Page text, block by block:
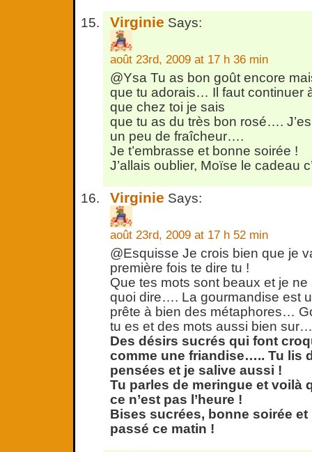
Virginie Says:
août 23rd, 2009 at 17 h 36 min
@Ysa Tu as bon goût encore
que tu adorais… Il faut continuer
que chez toi je sais
que tu as du très bon rosé….
un peu de fraîcheur….
Je t’embrasse et bonne soirée !
J’allais oublier, Moïse le cadeau
Virginie Says:
août 23rd, 2009 at 17 h 52 min
@Esquisse Je crois bien que je
première fois te dire tu !
Que tes mots sont beaux et je
quoi dire…. La gourmandise est
prête à bien des métaphores…
tu es et des mots aussi bien sur…
Des désirs sucrés qui font
comme une friandise….. Tu lis
pensées et je salive aussi !
Tu parles de meringue et voilà
ce n’est pas l’heure !
Bises sucrées, bonne soirée et
passé ce matin !